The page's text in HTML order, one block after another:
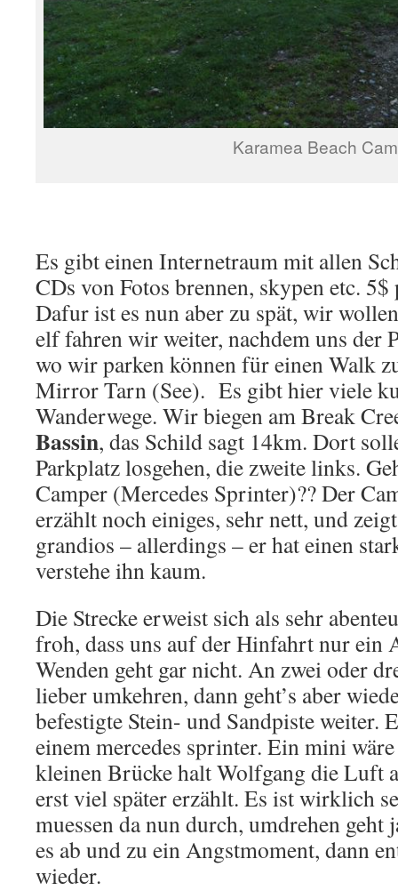
Karamea Beach
Es gibt einen Internetraum mit allen
CDs von Fotos brennen, skypen etc.
Dafur ist es nun aber zu spät, wir
elf fahren wir weiter, nachdem uns der
wo wir parken können für einen Walk
Mirror Tarn (See). Es gibt hier viele
Wanderwege. Wir biegen am Break
Bassin, das Schild sagt 14km. Dort
Parkplatz losgehen, die zweite links.
Camper (Mercedes Sprinter)?? Der
erzählt noch einiges, sehr nett, und
grandios – allerdings – er hat einen
verstehe ihn kaum.
Die Strecke erweist sich als sehr
froh, dass uns auf der Hinfahrt nur ein
Wenden geht gar nicht. An zwei oder
lieber umkehren, dann geht’s aber
befestigte Stein- und Sandpiste weiter.
einem mercedes sprinter. Ein mini
kleinen Brücke halt Wolfgang die Luft
erst viel später erzählt. Es ist wirklich
muessen da nun durch, umdrehen
es ab und zu ein Angstmoment, dann
wieder.